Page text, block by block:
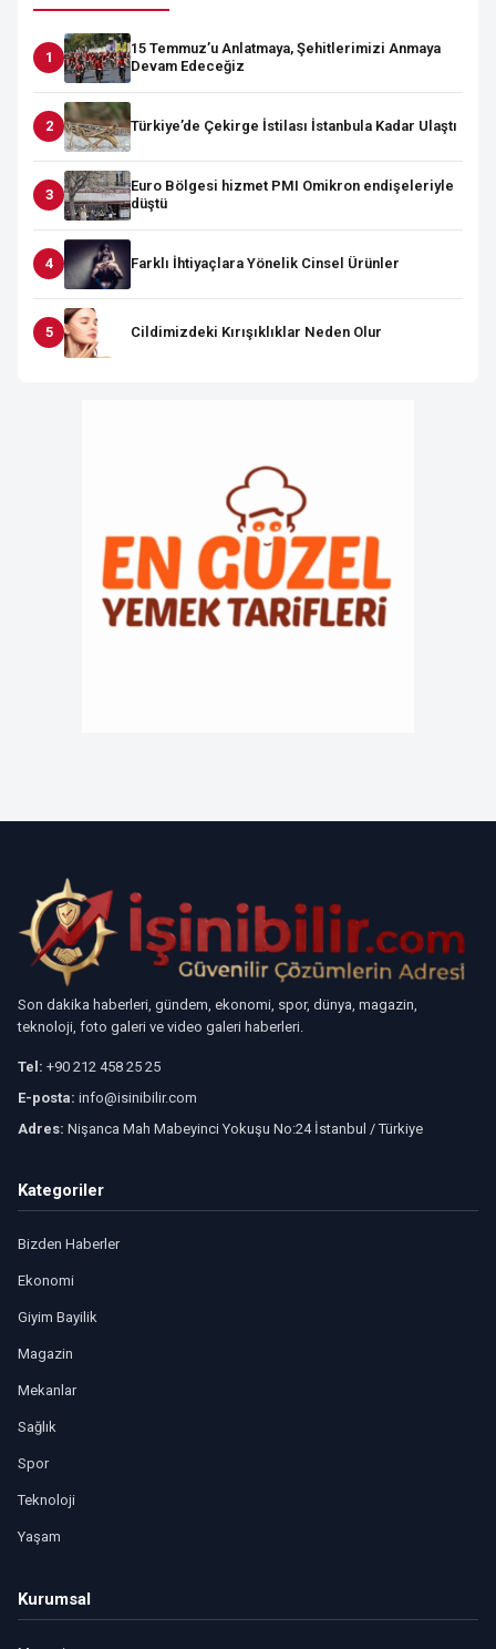
15 Temmuz’u Anlatmaya, Şehitlerimizi Anmaya
Devam Edeceğiz
Türkiye’de Çekirge İstilası İstanbula Kadar Ulaştı
Euro Bölgesi hizmet PMI Omikron endişeleriyle
düştü
Farklı İhtiyaçlara Yönelik Cinsel Ürünler
Cildimizdeki Kırışıklıklar Neden Olur
Son dakika haberleri, gündem, ekonomi, spor, dünya, magazin,
teknoloji, foto galeri ve video galeri haberleri.
Tel: +90 212 458 25 25
E-posta: info@isinibilir.com
Adres: Nişanca Mah Mabeyinci Yokuşu No:24 İstanbul / Türkiye
Kategoriler
Bizden Haberler
Ekonomi
Giyim Bayilik
Magazin
Mekanlar
Sağlık
Spor
Teknoloji
Yaşam
Kurumsal